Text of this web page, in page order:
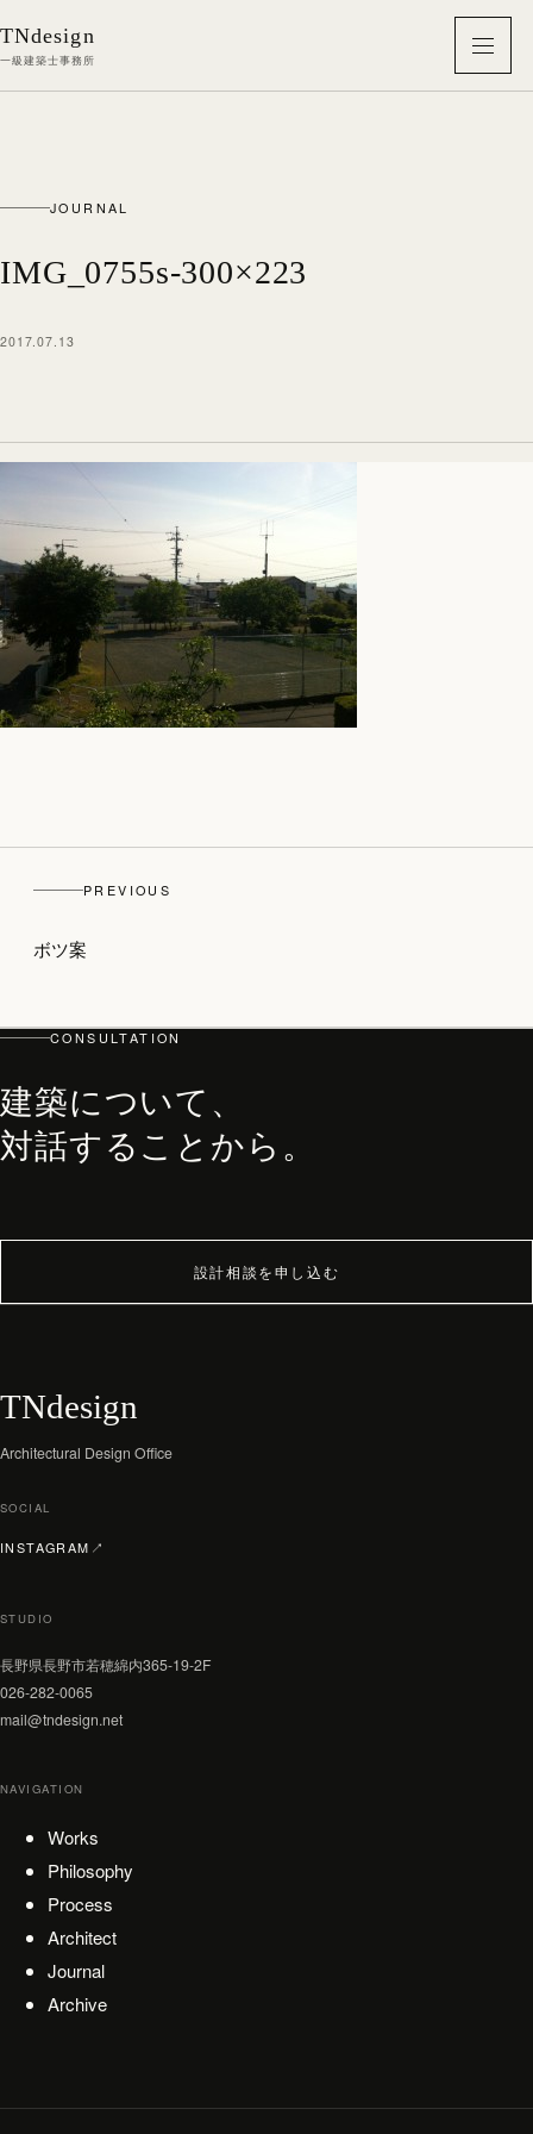
TNdesign
一級建築士事務所
top
ARCHITECT
WORKS
メニ
JOURNAL
IMG_0755s-300×223
2017.07.13
PREVIOUS
ボツ案
CONSULTATION
建築について、
対話することから。
設計相談を申し込む
TNdesign
Architectural Design Office
SOCIAL
INSTAGRAM ↗
（新しいタブで開く）
STUDIO
長野県長野市若穂綿内365-19-2F
026-282-0065
mail@tndesign.net
NAVIGATION
Works
Philosophy
Process
Architect
Journal
Archive